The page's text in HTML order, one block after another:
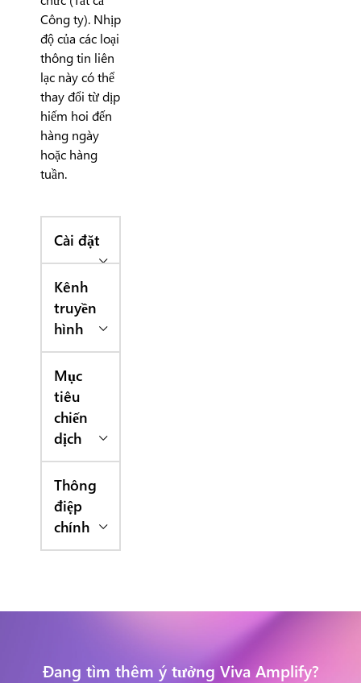
Công ty). Nhịp
độ của các loại
thông tin liên
lạc này có thể
thay đổi từ dịp
hiếm hoi đến
hàng ngày
hoặc hàng
tuần.
Cài đặt
Kênh
truyền
hình
Mục
tiêu
chiến
dịch
Thông
điệp
chính
Đang tìm thêm ý tưởng Viva Amplify?